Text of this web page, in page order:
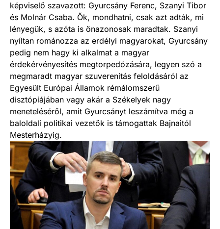
képviselő szavazott: Gyurcsány Ferenc, Szanyi Tibor
és Molnár Csaba. Ők, mondhatni, csak azt adták, mi
lényegük, s azóta is önazonosak maradtak. Szanyi
nyíltan románozza az erdélyi magyarokat, Gyurcsány
pedig nem hagy ki alkalmat a magyar
érdekérvényesítés megtorpedózására, legyen szó a
megmaradt magyar szuverenitás feloldásáról az
Egyesült Európai Államok rémálomszerű
disztópiájában vagy akár a Székelyek nagy
meneteléséről, amit Gyurcsányt leszámítva még a
baloldali politikai vezetők is támogattak Bajnai­tól
Mesterházyig.